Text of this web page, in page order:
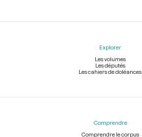
Explorer
Les volumes
Les députés
Les cahiers de doléances
Comprendre
Comprendre le corpus